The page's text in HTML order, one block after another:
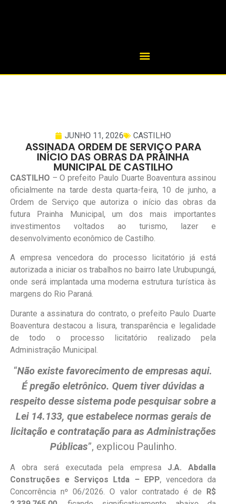
JUNHO 11, 2026 CASTILHO
ASSINADA ORDEM DE SERVIÇO PARA
INÍCIO DAS OBRAS DA PRAINHA
MUNICIPAL DE CASTILHO
CASTILHO – O prefeito Paulo Duarte Boaventura assinou
oficialmente na tarde desta quarta-feira, 10 de junho, a
Ordem de Serviço que autoriza o início das obras da
futura Prainha Municipal, um dos mais importantes
investimentos voltados ao turismo, lazer e
desenvolvimento econômico de Castilho.
A empresa vencedora do processo licitatório já está
autorizada a iniciar os trabalhos no bairro Iate Urubupungá,
onde será implantada uma moderna estrutura turística às
margens do Rio Paraná.
Durante a assinatura do contrato, o prefeito Paulo Duarte
Boaventura destacou a lisura, transparência e legalidade
de todo o processo licitatório realizado pela
Administração Municipal.
“Não existe favorecimento de empresas aqui.
É pregão eletrônico. Quem tiver dúvidas a
respeito desse sistema pode pesquisar sobre a
Lei 14.133, que estabelece normas gerais de
licitação e contratação para as Administrações
Públicas”, explicou Paulinho.
A obra será executada pela empresa J.A. Abdalla
Construções e Serviços Ltda – EPP, vencedora da
Concorrência nº 06/2026. O valor contratado é de R$